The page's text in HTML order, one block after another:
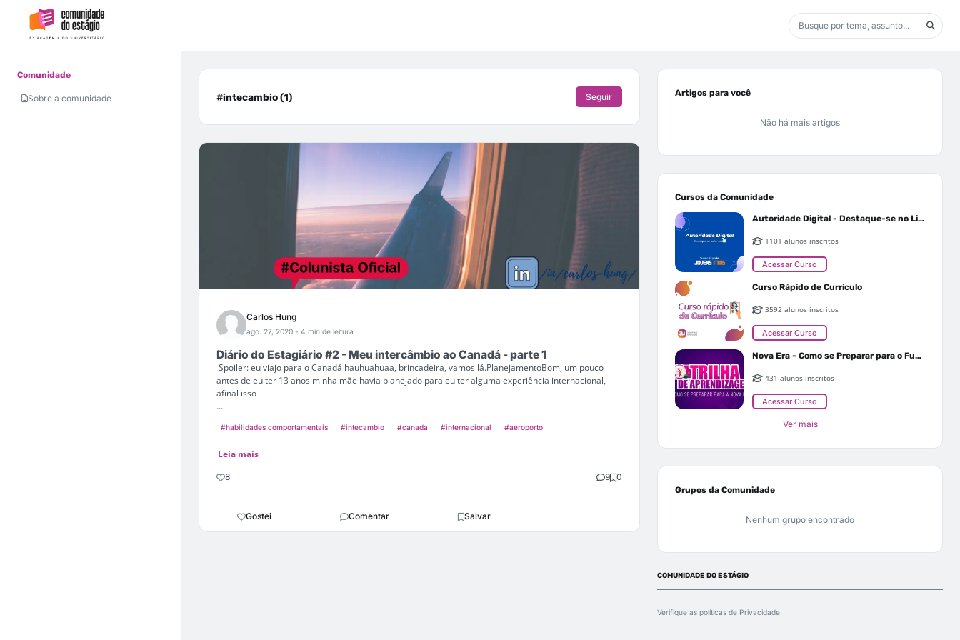
Comunidade
Sobre a comunidade #intecambio (1) Seguir
Carlos Hung
ago. 27, 2020 - 4 min de leitura
Diário do Estagiário #2 - Meu intercâmbio ao Canadá - parte 1
Spoiler: eu viajo para o Canadá hauhuahuaa, brincadeira, vamos lá.PlanejamentoBom, um pouco
antes de eu ter 13 anos minha mãe havia planejado para eu ter alguma experiência internacional,
afinal isso
...
#habilidades comportamentais #intecambio #canada #internacional #aeroporto
Leia mais
8 9 0
Gostei Comentar Salvar
Artigos para você
Não há mais artigos
Cursos da Comunidade
Autoridade Digital - Destaque-se no Linkedin
1101 alunos inscritos
Acessar Curso
Curso Rápido de Currículo
3592 alunos inscritos
Acessar Curso
Nova Era - Como se Preparar para o Futuro
431 alunos inscritos
Acessar Curso
Ver mais
Grupos da Comunidade
Nenhum grupo encontrado
COMUNIDADE DO ESTÁGIO
Verifique as políticas de Privacidade